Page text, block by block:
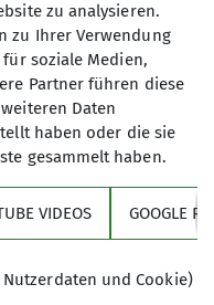
zu analysieren.
zu Ihrer Verwendung
soziale Medien,
Partner führen diese
Daten
haben oder die sie
gesammelt haben.
VIDEOS GOOGLE
und Cookie)